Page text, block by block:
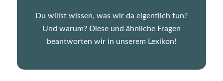
Du willst wissen, was wir da eigentlich tun?
Und warum? Diese und ähnliche Fragen
beantworten wir in unserem Lexikon!